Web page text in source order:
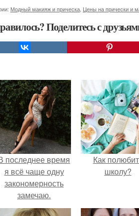
Модный макияж и прическа Цены на прически и
Поделитесь с
последнее время
я всё чаще одну
закономерность
замечаю.
Как
школу?